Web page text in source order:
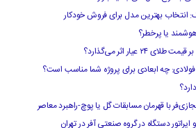
انتخاب بهترین مدل برای فروش خودکار
یا پرخطر؟
عیار اثر می‌گذارد؟
فولادی: چه ابعادی برای پروژه شما مناسب است؟
با قهرمان مسابقات گل یا پوچ-راهبرد معاصر
دستگاه در گروه صنعتی آفر در تهران